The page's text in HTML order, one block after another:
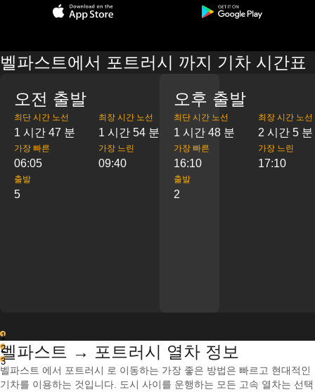
벨파스트에서 포트러시 까지 기차 시간표
오전 출발
최단 시간 노선
1 시간 47 분
최장 시간 노선
1 시간 54 분
가장 빠른
06:05
가장 느린
09:40
출발
5
오후 출발
최단 시간 노선
1 시간 48 분
최장 시간 노선
2 시간 5 분
가장 빠른
16:10
가장 느린
17:10
출발
2
1
2
3
벨파스트 → 포트러시 열차 정보
벨파스트 에서 포트러시 로 이동하는 가장 좋은 방법은 빠르고 현대적인
기차를 이용하는 것입니다. 도시 사이를 운행하는 모든 고속 열차는 선택